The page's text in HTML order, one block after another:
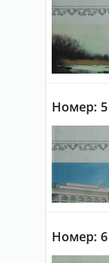
Номер:
Номер: